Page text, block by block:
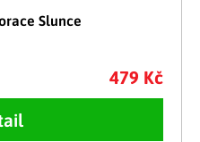
Slunce
479 Kč